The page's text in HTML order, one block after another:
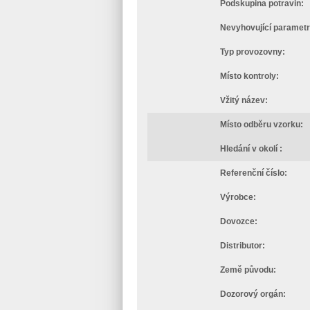
Podskupina potravin:
Nevyhovující
Typ provozovny:
Místo kontroly:
Vžitý název:
Místo odběru vzorku:
Hledání v okolí :
Referenční číslo:
Výrobce:
Dovozce:
Distributor:
Země původu:
Dozorový orgán: